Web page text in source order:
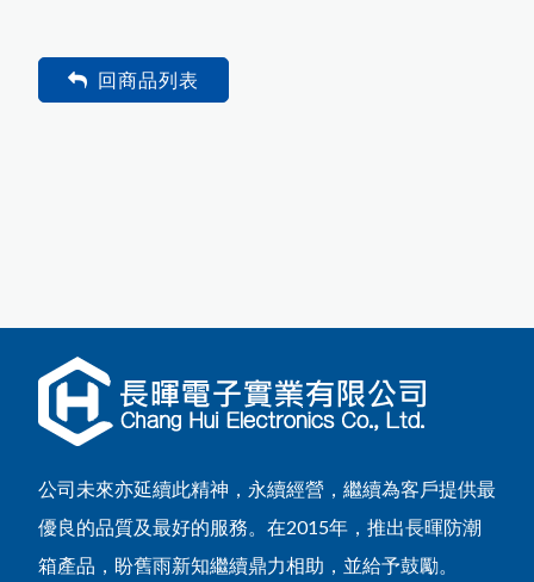
回商品列表
公司未來亦延續此精神，永續經營，繼續為客戶提供最
優良的品質及最好的服務。在2015年，推出長暉防潮
箱產品，盼舊雨新知繼續鼎力相助，並給予鼓勵。